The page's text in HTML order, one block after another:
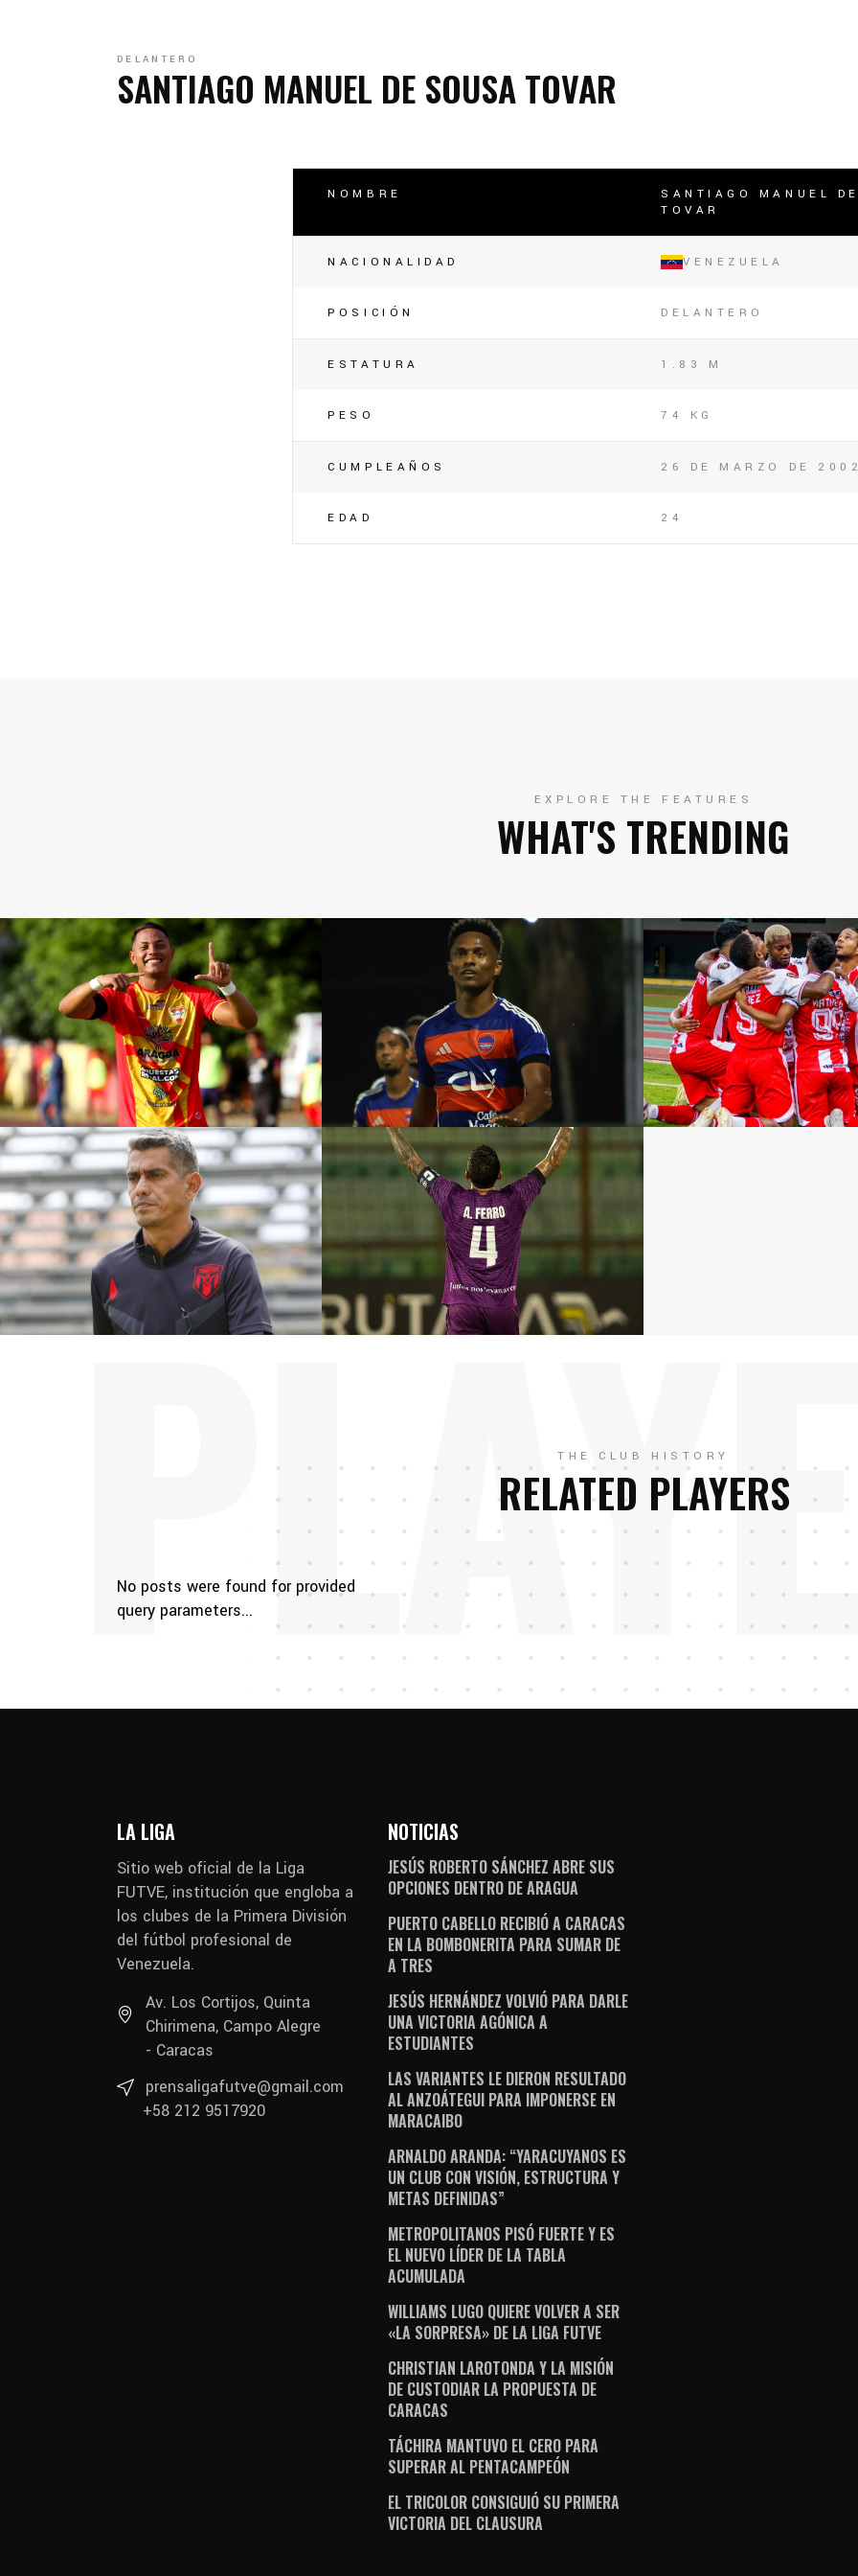
DELANTERO
SANTIAGO MANUEL DE SOUSA TOVAR
NOMBRE
SANTIAGO MANUEL
TOVAR
NACIONALIDAD VENEZUELA
POSICIÓN DELANTERO
ESTATURA 1.83 M
PESO 74 KG
CUMPLEAÑOS 26 DE MARZO DE
EDAD 24
EXPLORE THE FEATURES
WHAT'S TRENDING
THE CLUB HISTORY
RELATED PLAYERS
No posts were found for provided
query parameters...
LA LIGA
Sitio web oficial de la Liga
FUTVE, institución que engloba a
los clubes de la Primera División
del fútbol profesional de
Venezuela.
Av. Los Cortijos, Quinta
Chirimena, Campo Alegre
- Caracas
prensaligafutve@gmail.com
+58 212 9517920
NOTICIAS
JESÚS ROBERTO SÁNCHEZ ABRE SUS
OPCIONES DENTRO DE ARAGUA
PUERTO CABELLO RECIBIÓ A CARACAS
EN LA BOMBONERITA PARA SUMAR DE
A TRES
JESÚS HERNÁNDEZ VOLVIÓ PARA DARLE
UNA VICTORIA AGÓNICA A
ESTUDIANTES
LAS VARIANTES LE DIERON RESULTADO
AL ANZOÁTEGUI PARA IMPONERSE EN
MARACAIBO
ARNALDO ARANDA: “YARACUYANOS ES
UN CLUB CON VISIÓN, ESTRUCTURA Y
METAS DEFINIDAS”
METROPOLITANOS PISÓ FUERTE Y ES
EL NUEVO LÍDER DE LA TABLA
ACUMULADA
WILLIAMS LUGO QUIERE VOLVER A SER
«LA SORPRESA» DE LA LIGA FUTVE
CHRISTIAN LAROTONDA Y LA MISIÓN
DE CUSTODIAR LA PROPUESTA DE
CARACAS
TÁCHIRA MANTUVO EL CERO PARA
SUPERAR AL PENTACAMPEÓN
EL TRICOLOR CONSIGUIÓ SU PRIMERA
VICTORIA DEL CLAUSURA